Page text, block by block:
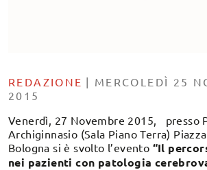
REDAZIONE | MERCOLEDÌ 25
2015
Venerdì, 27 Novembre 2015, presso
Archiginnasio (Sala Piano Terra)
Bologna si è svolto l’evento “Il
nei pazienti con patologia